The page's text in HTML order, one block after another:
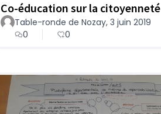
Co-éducation sur la citoyenneté
Table-ronde de Nozay, 3 juin 2019
0
0